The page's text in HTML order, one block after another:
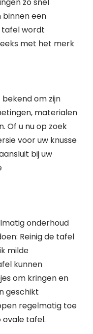
zo snel
een
tafel wordt
met het merk
om zijn
materialen
Of u nu op zoek
voor uw knusse
bij uw
onderhoud
Reinig de tafel
milde
kunnen
om kringen en
geschikt
regelmatig toe
ovale tafel.